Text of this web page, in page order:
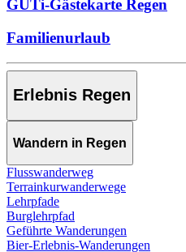
GUTi-Gästekarte Regen
Familienurlaub
Erlebnis Regen
Wandern in Regen
Flusswanderweg
Terrainkurwanderwege
Lehrpfade
Burglehrpfad
Geführte Wanderungen
Bier-Erlebnis-Wanderungen